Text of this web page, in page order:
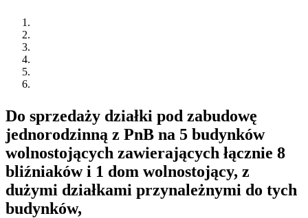
Do sprzedaży działki pod zabudowę
jednorodzinną z PnB na 5 budynków
wolnostojących zawierających łącznie 8
bliźniaków i 1 dom wolnostojący, z
dużymi działkami przynależnymi do tych
budynków,